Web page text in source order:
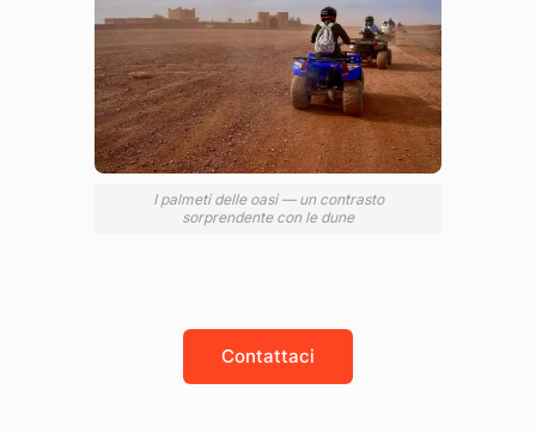
I palmeti delle oasi — un contrasto
sorprendente con le dune
Contattaci